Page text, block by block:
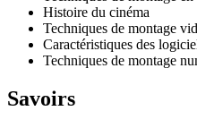
Histoire du cinéma
Techniques de montage
Caractéristiques des
Techniques de montage
Savoirs